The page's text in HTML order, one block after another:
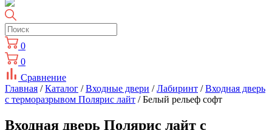
0
0
Сравнение
Главная /Каталог /Входные двери /Лабиринт /Входная дверь
с терморазрывом Полярис лайт / Белый рельеф софт
Входная дверь Полярис лайт с